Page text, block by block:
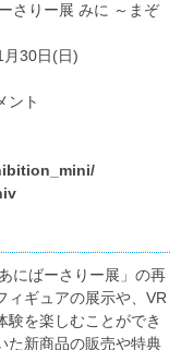
さりー展 みに ～まぞ
30日(日)
ント
にばーさりー展」の再
ィギュアの展示や、VR
験を楽しむことができ
た新商品の販売や特典